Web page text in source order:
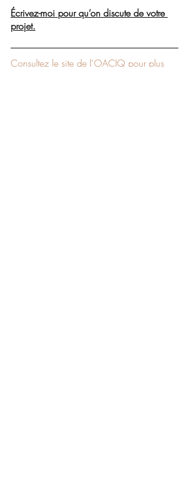
Écrivez-moi pour qu’on discute de votre
projet.
Consultez le site de l'OACIQ pour plus